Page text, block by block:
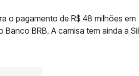
o pagamento de R$ 48 milhões em
BRB. A camisa tem ainda a Sil